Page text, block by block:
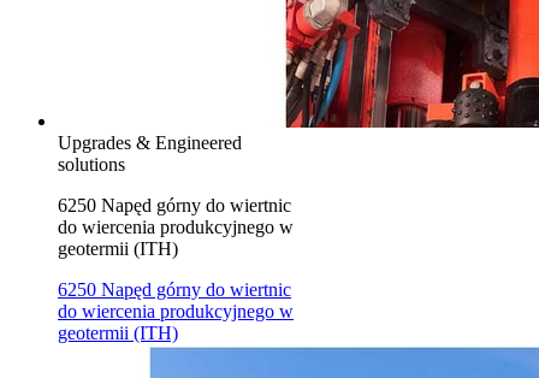
Upgrades & Engineered
solutions
6250 Napęd górny do wiertnic
do wiercenia produkcyjnego w
geotermii (ITH)
6250 Napęd górny do wiertnic
do wiercenia produkcyjnego w
geotermii (ITH)